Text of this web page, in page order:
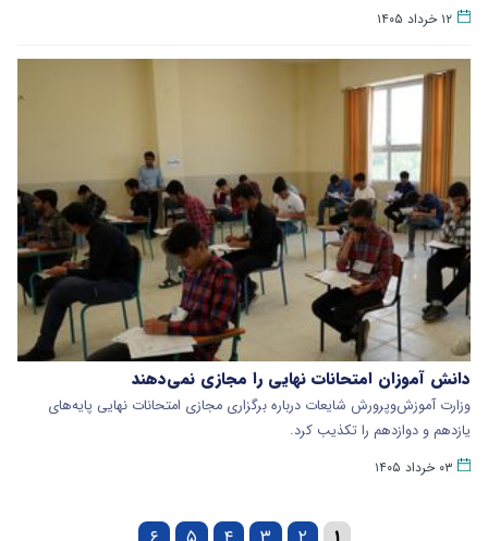
۱۲ خرداد ۱۴۰۵
دانش آموزان امتحانات نهایی را مجازی نمی‌دهند
وزارت آموزش‌وپرورش شایعات درباره برگزاری مجازی امتحانات نهایی پایه‌های
یازدهم و دوازدهم را تکذیب کرد.
۰۳ خرداد ۱۴۰۵